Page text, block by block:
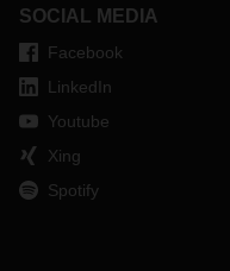
SOCIAL MEDIA
Facebook
LinkedIn
Youtube
Xing
Spotify